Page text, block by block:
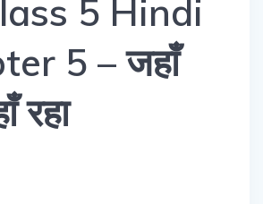
5 Hindi
5 – जहाँ
रहा